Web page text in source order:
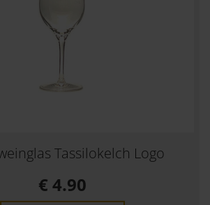
Tassilokelch Logo
€ 4.90